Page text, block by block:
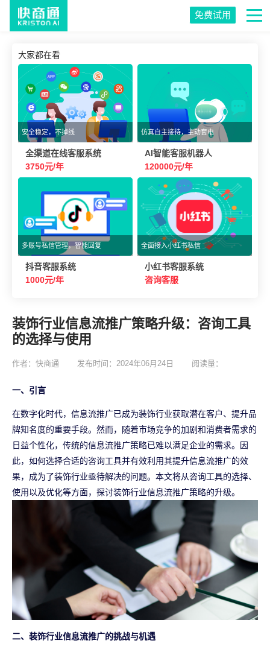
免费试用
大家都在看
安全稳定，不掉线
全渠道在线客服系统
3750元/年
仿真自主接待，主动套电
AI智能客服机器人
120000元/年
多账号私信管理，智能回复
抖音客服系统
1000元/年
全面接入小红书私信
小红书客服系统
咨询客服
装饰行业信息流推广策略升级：咨询工具
的选择与使用
作者：快商通 发布时间：2024年06月24日 阅读量：
一、引言
在数字化时代，信息流推广已成为装饰行业获取潜在客户、提升品
牌知名度的重要手段。然而，随着市场竞争的加剧和消费者需求的
日益个性化，传统的信息流推广策略已难以满足企业的需求。因
此，如何选择合适的咨询工具并有效利用其提升信息流推广的效
果，成为了装饰行业亟待解决的问题。本文将从咨询工具的选择、
使用以及优化等方面，探讨装饰行业信息流推广策略的升级。
二、装饰行业信息流推广的挑战与机遇